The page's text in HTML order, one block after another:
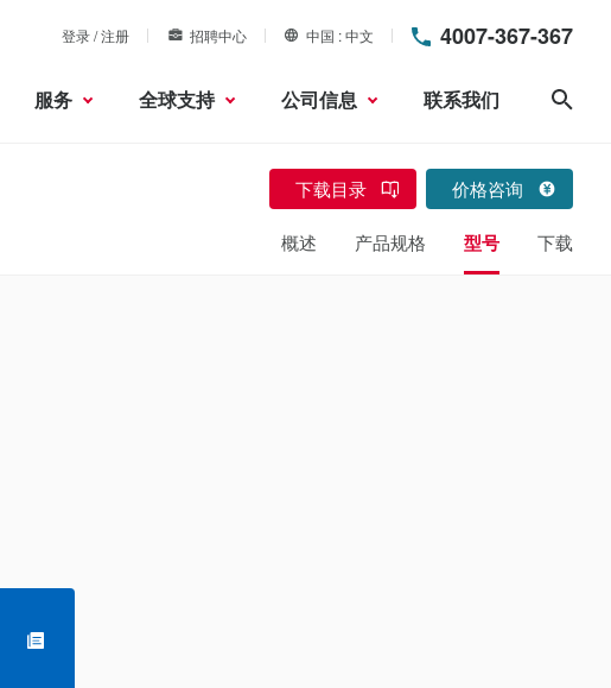
登录 / 注册 招聘中心 中国 中文 4007-367-367
服务 全球支持 公司信息 联系我们
下载目录 价格咨询
概述 产品规格 型号 下载